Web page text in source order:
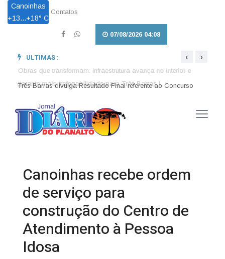
Canoinhas
+13...+18° C
Contatos
07/08/2026 04:08
ULTIMAS :
Público nº 001/2026 |
Obras que transformam: Infraestrutura avança no interior e
garante mais trafegabilidade para Três Barras |
‹ ›
Canoinhas recebe ordem
de serviço para
construção do Centro de
Atendimento à Pessoa
Idosa